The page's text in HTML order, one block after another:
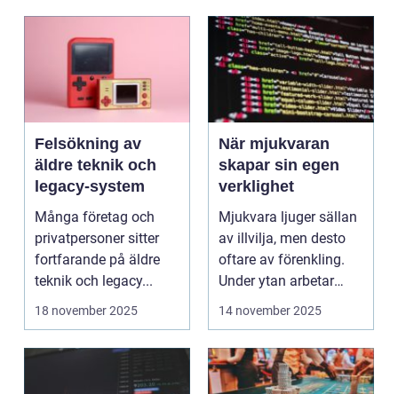
Felsökning av
äldre teknik och
legacy-system
Många företag och
privatpersoner sitter
fortfarande på äldre
teknik och legacy...
18 november 2025
När mjukvaran
skapar sin egen
verklighet
Mjukvara ljuger sällan
av illvilja, men desto
oftare av förenkling.
Under ytan arbetar
pro...
14 november 2025